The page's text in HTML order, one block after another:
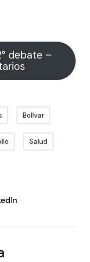
debate –
Bolívar
Salud